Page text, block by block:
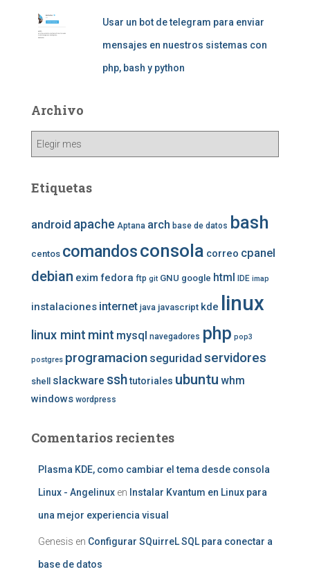
Usar un bot de telegram para enviar
mensajes en nuestros sistemas con
php, bash y python
Archivo
Archivo
Etiquetas
android apache Aptana arch base de datos bash
centos comandosconsola correo cpanel
debian exim fedora ftp git GNU google html IDE imap
instalaciones internet java javascript kde linux
linux mint mint mysql navegadores php pop3
postgres programacion seguridad servidores
shell slackware sshtutoriales ubuntu whm
windows wordpress
Comentarios recientes
Plasma KDE, como cambiar el tema desde consola
Linux - Angelinux en Instalar Kvantum en Linux para
una mejor experiencia visual
Genesis en Configurar SQuirreL SQL para conectar a
base de datos